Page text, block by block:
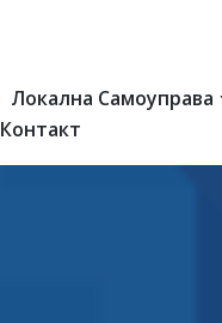
Локална Самоуправа
Контакт